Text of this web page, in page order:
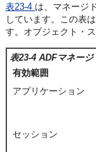
表23-4 は、マネージ
しています。この表
す。オブジェクト・
表23-4 ADFマネー
有効範囲
アプリケーション
セッション